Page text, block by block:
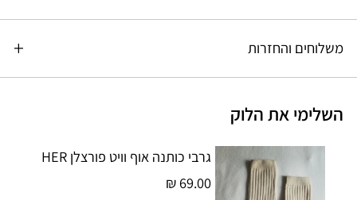
משלוחים והחזרות
השלימי את הלוק
גרבי כותנה אוף וויט פורצלן HER
69.00 ₪